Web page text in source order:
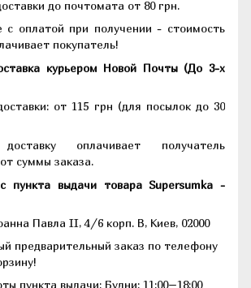
до почтомата от 80 грн.
с оплатой при получении - стоимость
покупатель!
курьером Новой Почты (До 3-х
от 115 грн (для посылок до 30
оплачивает получатель
суммы заказа.
пункта выдачи товара Supersumka -
Павла II, 4/6 корп. В, Киев, 02000
предварительный заказ по телефону
пункта выдачи: Будни: 11:00–18:00